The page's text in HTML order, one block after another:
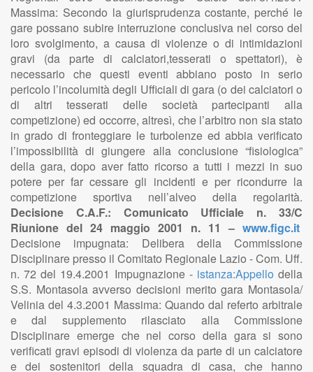
Massima: Secondo la giurisprudenza costante, perché le
gare possano subire interruzione conclusiva nel corso del
loro svolgimento, a causa di violenze o di intimidazioni
gravi (da parte di calciatori,tesserati o spettatori), è
necessario che questi eventi abbiano posto in serio
pericolo l’incolumità degli Ufficiali di gara (o dei calciatori o
di altri tesserati delle società partecipanti alla
competizione) ed occorre, altresì, che l’arbitro non sia stato
in grado di fronteggiare le turbolenze ed abbia verificato
l’impossibilità di giungere alla conclusione “fisiologica”
della gara, dopo aver fatto ricorso a tutti i mezzi in suo
potere per far cessare gli incidenti e per ricondurre la
competizione sportiva nell’alveo della regolarità.
Decisione C.A.F.: Comunicato Ufficiale n. 33/C
Riunione del 24 maggio 2001 n. 11 – www.figc.it
Decisione impugnata: Delibera della Commissione
Disciplinare presso il Comitato Regionale Lazio - Com. Uff.
n. 72 del 19.4.2001 Impugnazione - istanza:Appello della
S.S. Montasola avverso decisioni merito gara Montasola/
Velinia del 4.3.2001 Massima: Quando dal referto arbitrale
e dal supplemento rilasciato alla Commissione
Disciplinare emerge che nel corso della gara si sono
verificati gravi episodi di violenza da parte di un calciatore
e dei sostenitori della squadra di casa, che hanno